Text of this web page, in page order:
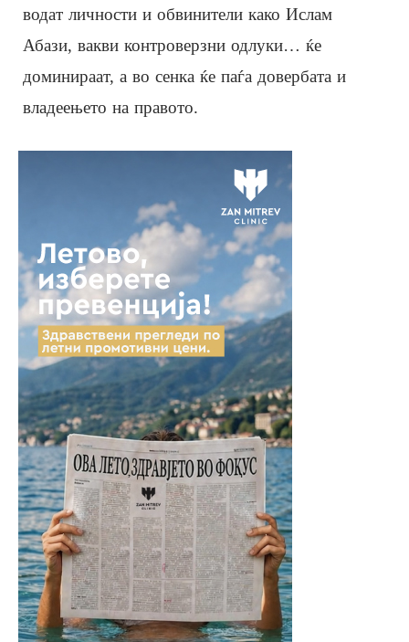
водат личности и обвинители како Ислам
Абази, вакви контроверзни одлуки… ќе
доминираат, а во сенка ќе паѓа довербата и
владеењето на правото.